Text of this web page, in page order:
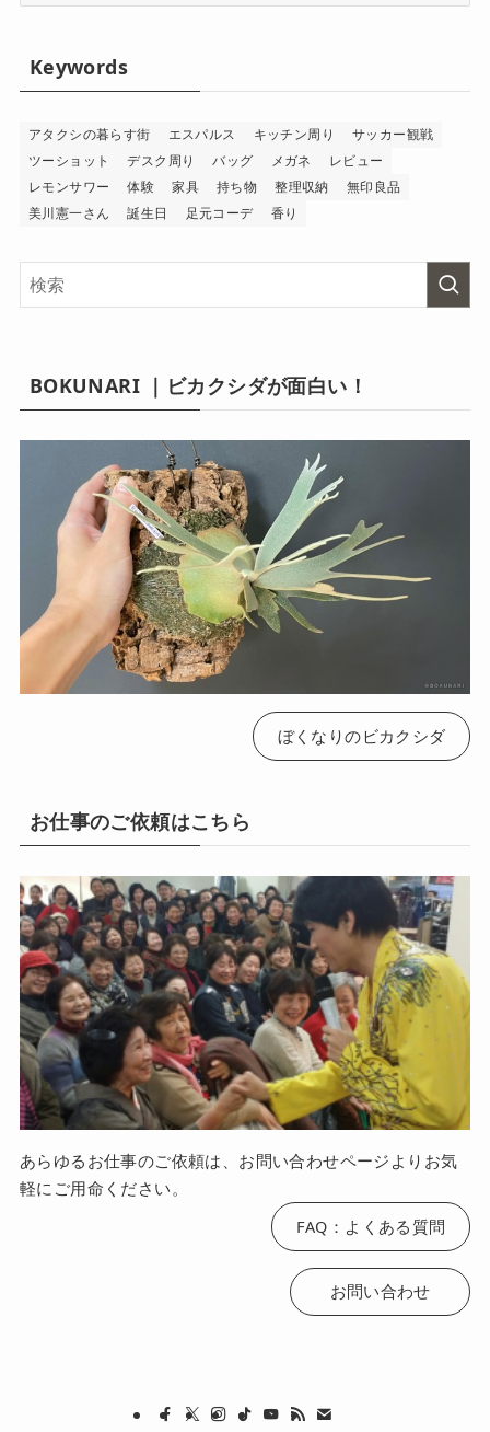
Keywords
アタクシの暮らす街 エスパルス キッチン周り
サッカー観戦
ツーショット
デスク周り バッグ メガネ
レビュー
レモンサワー
体験 家具 持ち物 整理収納
無印良品
美川憲一さん
誕生日 足元コーデ 香り
BOKUNARI ｜ビカクシダが面白い！
ぼくなりのビカクシダ
お仕事のご依頼はこちら
あらゆるお仕事のご依頼は、お問い合わせページよりお気
軽にご用命ください。
FAQ：よくある質問
お問い合わせ